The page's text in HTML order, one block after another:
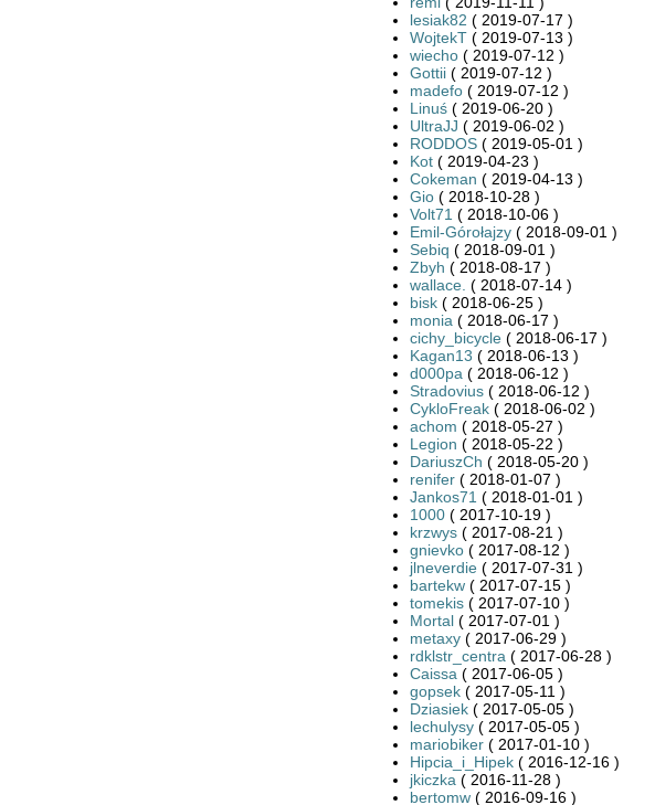
lesiak82 ( 2019-07-17 )
WojtekT( 2019-07-13 )
wiecho( 2019-07-12 )
Gottii( 2019-07-12 )
madefo( 2019-07-12 )
Linuś( 2019-06-20 )
UltraJJ ( 2019-06-02 )
RODDOS( 2019-05-01 )
Kot( 2019-04-23 )
Cokeman ( 2019-04-13 )
Gio( 2018-10-28 )
Volt71 ( 2018-10-06 )
Emil-Górołajzy( 2018-09-01 )
Sebiq ( 2018-09-01 )
Zbyh ( 2018-08-17 )
wallace. ( 2018-07-14 )
bisk( 2018-06-25 )
monia ( 2018-06-17 )
cichy_bicycle( 2018-06-17 )
Kagan13 ( 2018-06-13 )
d000pa ( 2018-06-12 )
Stradovius( 2018-06-12 )
CykloFreak( 2018-06-02 )
achom ( 2018-05-27 )
Legion ( 2018-05-22 )
DariuszCh ( 2018-05-20 )
renifer( 2018-01-07 )
Jankos71 ( 2018-01-01 )
1000( 2017-10-19 )
krzwys( 2017-08-21 )
gnievko( 2017-08-12 )
jlneverdie( 2017-07-31 )
bartekw( 2017-07-15 )
tomekis( 2017-07-10 )
Mortal( 2017-07-01 )
metaxy( 2017-06-29 )
rdklstr_centra ( 2017-06-28 )
Caissa ( 2017-06-05 )
gopsek( 2017-05-11 )
Dziasiek( 2017-05-05 )
lechulysy( 2017-05-05 )
mariobiker( 2017-01-10 )
Hipcia_i_Hipek( 2016-12-16 )
jkiczka ( 2016-11-28 )
bertomw( 2016-09-16 )